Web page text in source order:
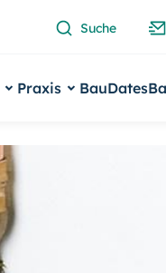
Suche
Praxis BauDates